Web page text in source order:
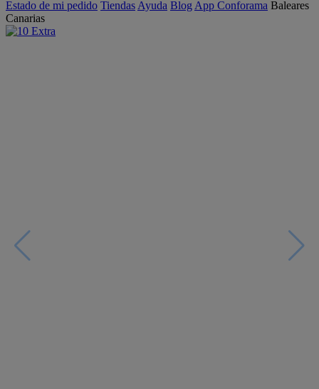
Estado de mi pedido Tiendas Ayuda Blog App Conforama Baleares
Canarias